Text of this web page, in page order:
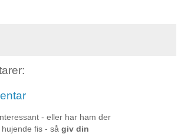
- eller har ham der
fis - så giv din